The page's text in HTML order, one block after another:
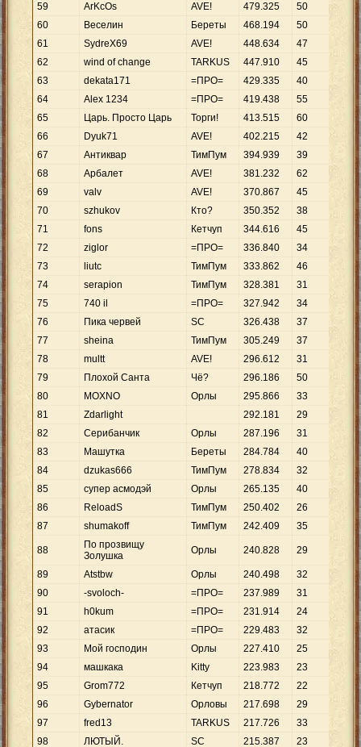
59
ArKcOs AVE! 479.325 50
60
Веселин Береты 468.194 50
61
SydreX69 AVE! 448.634 47
62
wind of change TARKUS 447.910 45
63
dekata171 =ПРО= 429.335 40 .
64
Аlex 1234 =ПРО= 419.438 55
65
Царь. Просто Царь Торги! 413.515 60
66
Dyuk71 AVE! 402.215 42
67
Антиквaр ТимПум 394.939 39
68
Арбалет AVE! 381.232 62
69
valv AVE! 370.867 45
70
szhukov Кто? 350.352 38
71
fons Кетчуп 344.616 45
72
ziglor =ПРО= 336.840 34
73
liutc ТимПум 333.862 46
74
serapion ТимПум 328.381 31
75
740 il =ПРО= 327.942 34
76
Пика червей SC 326.438 37
77
sheina ТимПум 305.249 37
78
multt AVE! 296.612 31
79
Плохой Санта Чё? 296.186 50
80
MOXNO Орлы 295.866 33
81
Zdarlight 292.181 29 10
82
Серибанчик Орлы 287.196 31
83
Машутка Береты 284.784 40
84
dzukas666 ТимПум 278.834 32
85
супер асмодэй Орлы 265.135 40
86
ReloadS ТимПум 250.402 26
87
shumakoff ТимПум 242.409 35
88
По прозвищу
Золушка
Орлы 240.828 29
89 Atstbw Орлы 240.498 32
90
-svoloch- =ПРО= 237.989 31
91
h0kum =ПРО= 231.914 24
92
атасик =ПРО= 229.483 32
93
Мой господин Орлы 227.410 25
94
машкака Kitty 223.983 23
95
Grom772 Кетчуп 218.772 22
96
Gybernator Орловы 217.698 29
97
fred13 TARKUS 217.726 33
98
ЛЮТЫЙ. SC 215.387 23